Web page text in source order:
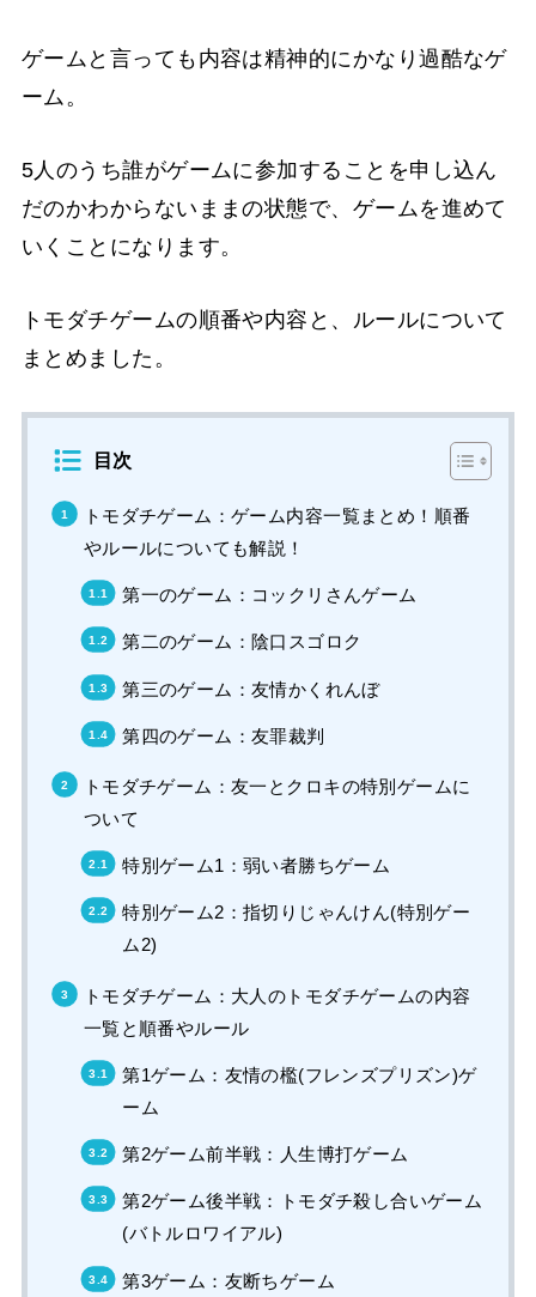
ゲームと言っても内容は精神的にかなり過酷なゲ
ーム。
5人のうち誰がゲームに参加することを申し込ん
だのかわからないままの状態で、ゲームを進めて
いくことになります。
トモダチゲームの順番や内容と、ルールについて
まとめました。
目次
トモダチゲーム：ゲーム内容一覧まとめ！順番
やルールについても解説！
第一のゲーム：コックリさんゲーム
第二のゲーム：陰口スゴロク
第三のゲーム：友情かくれんぼ
第四のゲーム：友罪裁判
トモダチゲーム：友一とクロキの特別ゲームに
ついて
特別ゲーム1：弱い者勝ちゲーム
特別ゲーム2：指切りじゃんけん(特別ゲー
ム2)
トモダチゲーム：大人のトモダチゲームの内容
一覧と順番やルール
第1ゲーム：友情の檻(フレンズプリズン)ゲ
ーム
第2ゲーム前半戦：人生博打ゲーム
第2ゲーム後半戦：トモダチ殺し合いゲーム
(バトルロワイアル)
第3ゲーム：友断ちゲーム